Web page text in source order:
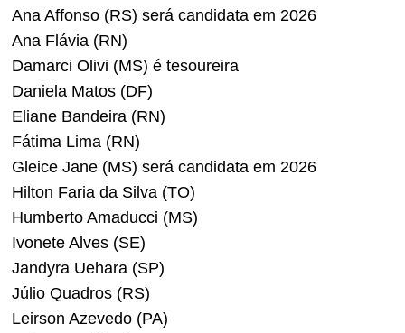
Ana Affonso (RS) será candidata em 2026
Ana Flávia (RN)
Damarci Olivi (MS) é tesoureira
Daniela Matos (DF)
Eliane Bandeira (RN)
Fátima Lima (RN)
Gleice Jane (MS) será candidata em 2026
Hilton Faria da Silva (TO)
Humberto Amaducci (MS)
Ivonete Alves (SE)
Jandyra Uehara (SP)
Júlio Quadros (RS)
Leirson Azevedo (PA)